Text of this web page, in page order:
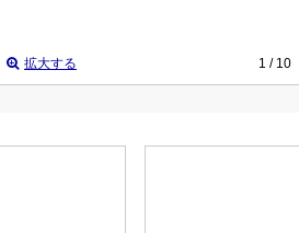
拡大する 1 / 10